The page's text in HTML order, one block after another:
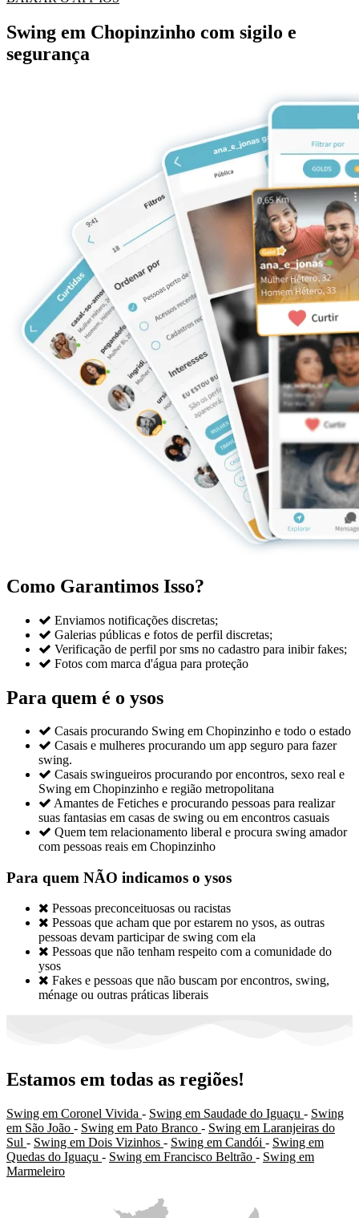
Swing em Chopinzinho com sigilo e
segurança
Como Garantimos Isso?
 Enviamos notificações discretas;
 Galerias públicas e fotos de perfil discretas;
 Verificação de perfil por sms no cadastro para inibir fakes;
 Fotos com marca d'água para proteção
Para quem é o ysos
 Casais procurando Swing em Chopinzinho e todo o estado
 Casais e mulheres procurando um app seguro para fazer
swing.
 Casais swingueiros procurando por encontros, sexo real e
Swing em Chopinzinho e região metropolitana
 Amantes de Fetiches e procurando pessoas para realizar
suas fantasias em casas de swing ou em encontros casuais
 Quem tem relacionamento liberal e procura swing amador
com pessoas reais em Chopinzinho
Para quem NÃO indicamos o ysos
 Pessoas preconceituosas ou racistas
 Pessoas que acham que por estarem no ysos, as outras
pessoas devam participar de swing com ela
 Pessoas que não tenham respeito com a comunidade do
ysos
 Fakes e pessoas que não buscam por encontros, swing,
ménage ou outras práticas liberais
Estamos em todas as regiões!
Swing em Coronel Vivida - Swing em Saudade do Iguaçu - Swing
em São João - Swing em Pato Branco - Swing em Laranjeiras do
Sul - Swing em Dois Vizinhos - Swing em Candói - Swing em
Quedas do Iguaçu - Swing em Francisco Beltrão - Swing em
Marmeleiro